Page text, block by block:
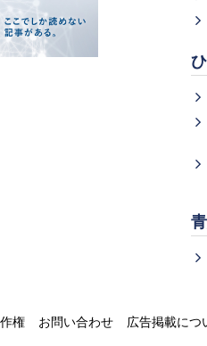
権 お問い合わせ 広告掲載につ